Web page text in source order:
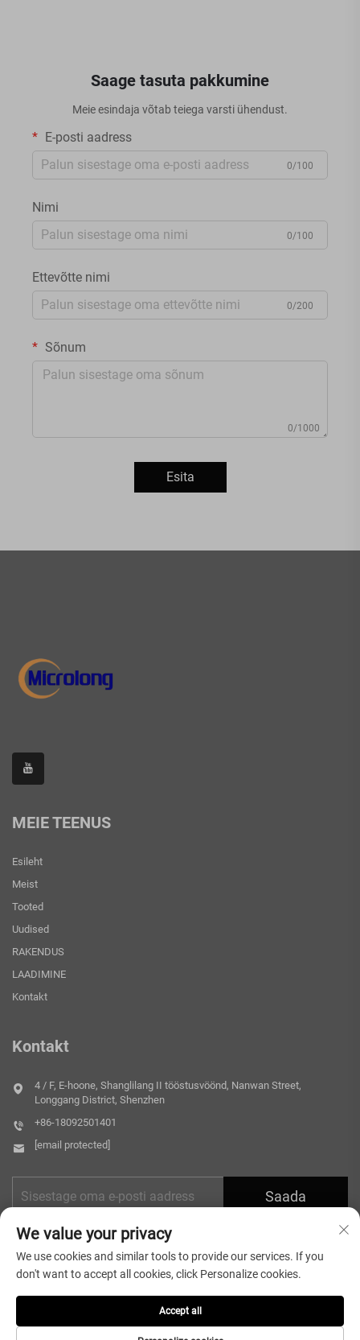
Saage tasuta pakkumine
Meie esindaja võtab teiega varsti ühendust.
E-posti aadress
0/100
Nimi
0/100
Ettevõtte nimi
0/200
Sõnum
0/1000
Esita
MEIE TEENUS
Esileht
Meist
Tooted
Uudised
RAKENDUS
LAADIMINE
Kontakt
Kontakt
4 / F, E-hoone, Shanglilang II tööstusvöönd, Nanwan Street,
Longgang District, Shenzhen
+86-18092501401
[email protected]
Saada
Autoriõigus © 2026 Shenzhen Microlong Technology Co., Ltd. Kõik õigused
We value your privacy
We use cookies and similar tools to provide our services. If you
don't want to accept all cookies, click Personalize cookies.
Accept all